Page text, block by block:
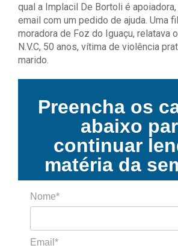
qual a Implacil De Bortoli é
email com um pedido de ajuda. Uma
moradora de Foz do Iguaçu, relatava
N.V.C, 50 anos, vítima de violência
marido.
Preencha os
abaixo
continuar
matéria da
Nome*
Email*